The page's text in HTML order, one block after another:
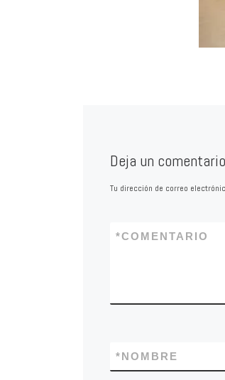
Deja un comentario
Tu dirección de correo
COMENTARIO
*
NOMBRE
*